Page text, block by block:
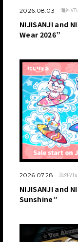
2026.08.03 海外
NIJISANJI and
Wear 2026”
2026.07.28 海外
NIJISANJI and
Sunshine”